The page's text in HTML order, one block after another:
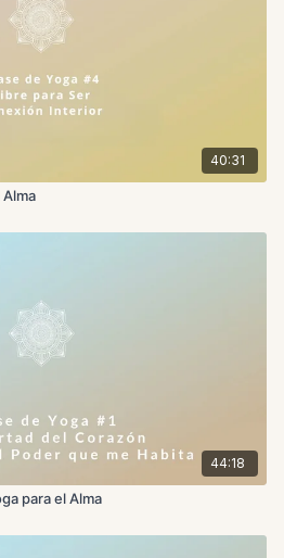
se abre dentro de mí cuando
pertenece?
40:31
Alma
44:18
para el Alma